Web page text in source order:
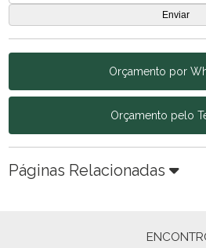
Orçamento por
Orçamento pelo
Páginas Relacionadas